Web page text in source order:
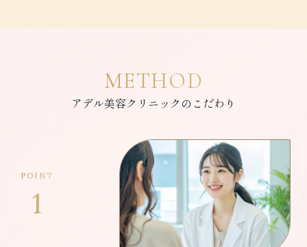
METHOD
アデル美容クリニックのこだわり
POINT
1